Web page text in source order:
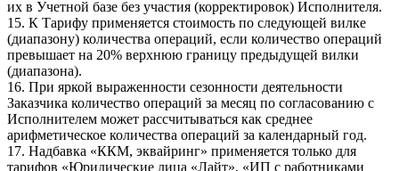
их в Учетной базе без участия (корректировок) Исполнителя.
15. К Тарифу применяется стоимость по следующей вилке
(диапазону) количества операций, если количество операций
превышает на 20% верхнюю границу предыдущей вилки
(диапазона).
16. При яркой выраженности сезонности деятельности
Заказчика количество операций за месяц по согласованию с
Исполнителем может рассчитываться как среднее
арифметическое количества операций за календарный год.
17. Надбавка «ККМ, эквайринг» применяется только для
тарифов «Юридические лица «Лайт», «ИП с работниками